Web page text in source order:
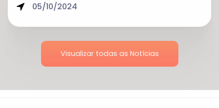
05/10/2024
Visualizar todas as Notícias